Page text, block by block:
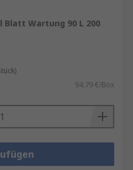
Blatt Wartung 90 L 200
94,79 €/Box